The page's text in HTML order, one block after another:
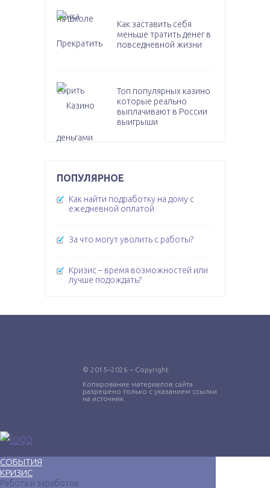
Как заставить себя
меньше тратить денег в
повседневной жизни
Топ популярных казино
которые реально
выплачивают в России
выигрыши
ПОПУЛЯРНОЕ
Как найти подработку на дому с
ежедневной оплатой
За что могут уволить с работы?
Кризис – время возможностей или
лучше подождать?
© 2015–2026 – Copyright
Копирование материалов сайта
разрешено только с указанием ссылки
на источник.
СОБЫТИЯ
КРИЗИС
Работа и заработок